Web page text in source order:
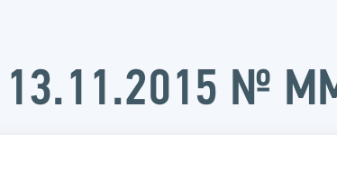
13.11.2015 №